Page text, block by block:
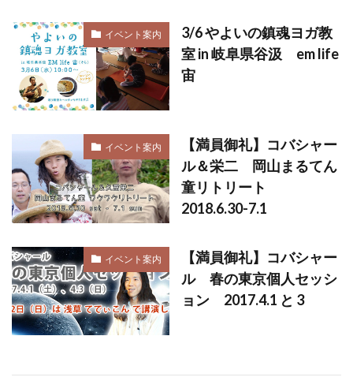
イベント案内
3/6 やよいの鎮魂ヨガ教
室 in 岐阜県谷汲 em life
宙
イベント案内
【満員御礼】コバシャー
ル＆栄二 岡山まるてん
童リトリート
2018.6.30-7.1
イベント案内
【満員御礼】コバシャー
ル 春の東京個人セッシ
ョン 2017.4.1 と 3